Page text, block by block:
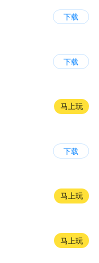
下载
下载
马上玩
下载
马上玩
马上玩